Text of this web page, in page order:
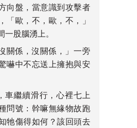
向盤，當意識到攻擊者
「歐，不，歐，不，」
股腦湧上。
係，沒關係，」一旁
嚇中不忘送上擁抱與安
繼續滑行，心裡七上
問號：幹嘛無緣物故跑
牠傷得如何？該回頭去